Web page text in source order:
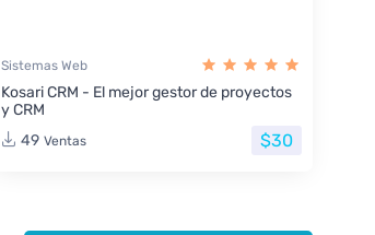
Sistemas Web
Kosari CRM - El mejor gestor de proyectos
y CRM
49 Ventas $30